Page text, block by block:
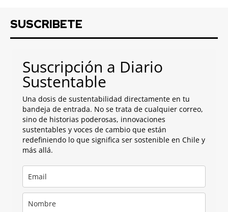
SUSCRIBETE
Suscripción a Diario
Sustentable
Una dosis de sustentabilidad directamente en tu
bandeja de entrada. No se trata de cualquier correo,
sino de historias poderosas, innovaciones
sustentables y voces de cambio que están
redefiniendo lo que significa ser sostenible en Chile y
más allá.